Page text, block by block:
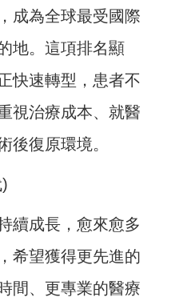
成為全球最受國際
地。這項排名顯
快速轉型，患者不
視治療成本、就醫
後復原環境。
續成長，愈來愈多
希望獲得更先進的
間、更專業的醫療